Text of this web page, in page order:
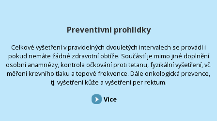
Preventivní prohlídky
Celkové vyšetření v pravidelných dvouletých intervalech se provádí i
pokud nemáte žádné zdravotní obtíže. Součástí je mimo jiné doplnění
osobní anamnézy, kontrola očkování proti tetanu, fyzikální vyšetření, vč.
měření krevního tlaku a tepové frekvence. Dále onkologická prevence,
tj. vyšetření kůže a vyšetření per rektum.
Více